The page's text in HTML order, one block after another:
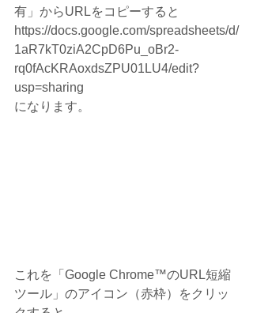
有」からURLをコピーすると
https://docs.google.com/spreadsheets/d/
1aR7kT0ziA2CpD6Pu_oBr2-
rq0fAcKRAoxdsZPU01LU4/edit?
usp=sharing
になります。
これを「Google Chrome™のURL短縮
ツール」のアイコン（赤枠）をクリッ